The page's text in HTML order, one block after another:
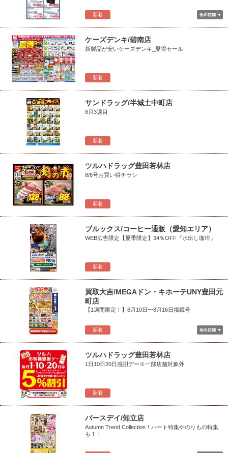
新着
新着
ケーズデンキ/碧南店
新製品が安いケーズデンキ_夏得セール
新着
サンドラッグ/半城土中町店
8月3週目
新着
ツルハドラッグ豊田若林店
8/6号お買い得チラシ
新着
ブルックス/コーヒー通販（愛知エリア）
WEB広告限定【夏季限定】34％OFF『水出し珈琲』
新着
買取大吉/MEGAドン・キホーテUNY豊田元
町店
【1週間限定！】8月10日〜8月16日掲載号
新着
ツルハドラッグ豊田若林店
1日10日20日感謝デー※一部店舗対象外
バースデイ/知立店
Autumn Trend Collection！ハート特集やのりもの特集
も！！